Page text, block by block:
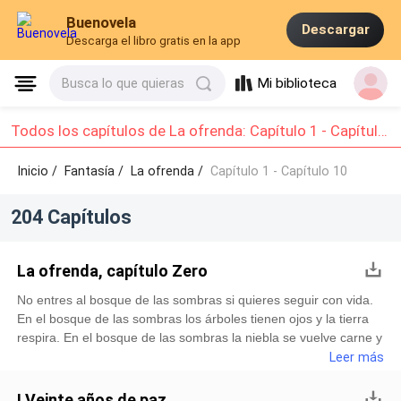
Buenovela
Descarga el libro gratis en la app
Descargar
Busca lo que quieras Mi biblioteca
Todos los capítulos de La ofrenda: Capítulo 1 - Capítulo 10
Inicio / Fantasía/La ofrenda / Capítulo 1 - Capítulo 10
204 Capítulos
La ofrenda, capítulo Zero
No entres al bosque de las sombras si quieres seguir con vida.
En el bosque de las sombras los árboles tienen ojos y la tierra
respira. En el bosque de las sombras la niebla se vuelve carne y
el sol no ilumina. No confíes en lo que ven tus ojos u oyen tus
popular. ∽•❇•∽En una fría tarde invadida por la tormenta, los
Leer más